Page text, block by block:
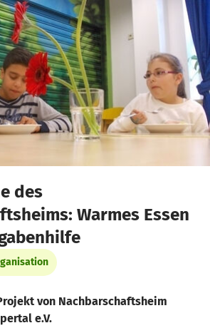
anzeigen
des
Warmes Essen
von Nachbarschaftsheim
e.V.